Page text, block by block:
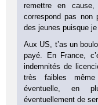
remettre en
correspond pas non
des jeunes puisque
Aux US, t’as un
payé. En France,
indemnités de
très faibles
éventuelle, en
éventuellement de